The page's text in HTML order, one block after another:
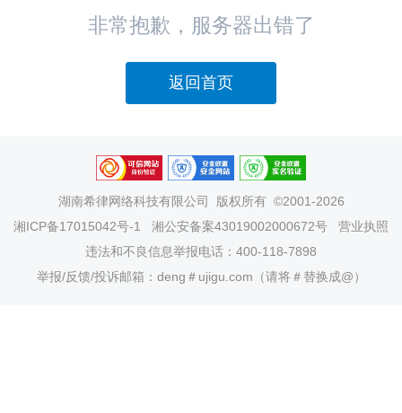
非常抱歉，服务器出错了
返回首页
湖南希律网络科技有限公司
版权所有 ©2001-2026
湘ICP备17015042号-1
湘公安备案43019002000672号
营业执照
违法和不良信息举报电话：400-118-7898
举报/反馈/投诉邮箱：deng＃ujigu.com（请将＃替换成@）